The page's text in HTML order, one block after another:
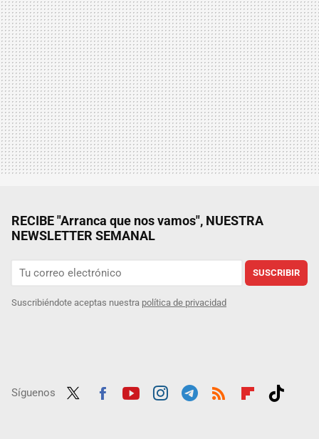
RECIBE "Arranca que nos vamos", NUESTRA
NEWSLETTER SEMANAL
SUSCRIBIR
Suscribiéndote aceptas nuestra política de privacidad
Síguenos